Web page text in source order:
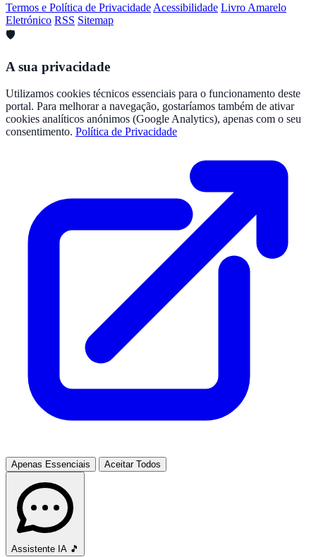
Termos e Política de Privacidade Acessibilidade Livro Amarelo
Eletrónico RSS Sitemap
🛡️
A sua privacidade
Utilizamos cookies técnicos essenciais para o funcionamento deste
portal. Para melhorar a navegação, gostaríamos também de ativar
cookies analíticos anónimos (Google Analytics), apenas com o seu
consentimento. Política de Privacidade
Apenas Essenciais Aceitar Todos
Assistente IA 🎵